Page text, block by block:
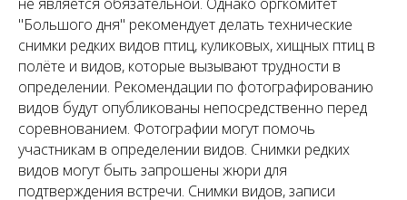
"Большого дня" рекомендует делать технические
снимки редких видов птиц, куликовых, хищных птиц в
полёте и видов, которые вызывают трудности в
определении. Рекомендации по фотографированию
видов будут опубликованы непосредственно перед
соревнованием. Фотографии могут помочь
участникам в определении видов. Снимки редких
видов могут быть запрошены жюри для
подтверждения встречи. Снимки видов, записи